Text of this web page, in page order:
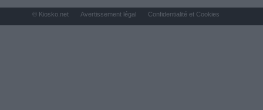
© Kiosko.net Avertissement légal Confidentialité et Cookies